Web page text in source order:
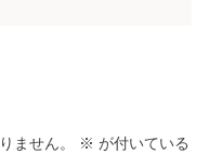
ません。 ※ が付いている